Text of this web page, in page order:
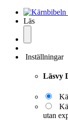
Läs
Inställningar
Läsvy
utan